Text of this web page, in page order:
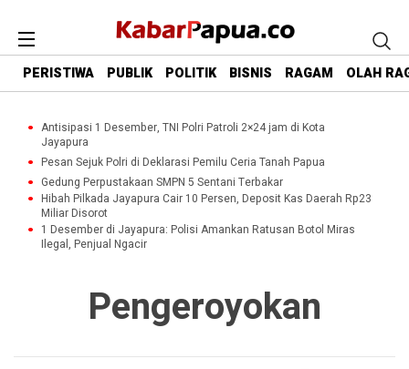
PERISTIWA PUBLIK POLITIK BISNIS RAGAM OLAH
Antisipasi 1 Desember, TNI Polri Patroli 2×24 jam di Kota
Jayapura
Pesan Sejuk Polri di Deklarasi Pemilu Ceria Tanah Papua
Gedung Perpustakaan SMPN 5 Sentani Terbakar
Hibah Pilkada Jayapura Cair 10 Persen, Deposit Kas Daerah Rp23
Miliar Disorot
1 Desember di Jayapura: Polisi Amankan Ratusan Botol Miras
Ilegal, Penjual Ngacir
Pengeroyokan